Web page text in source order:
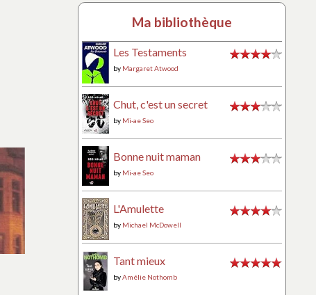
Ma bibliothèque
Les Testaments
by Margaret Atwood
Chut, c'est un secret
by Mi-ae Seo
Bonne nuit maman
by Mi-ae Seo
L'Amulette
by Michael McDowell
Tant mieux
byAmélie Nothomb